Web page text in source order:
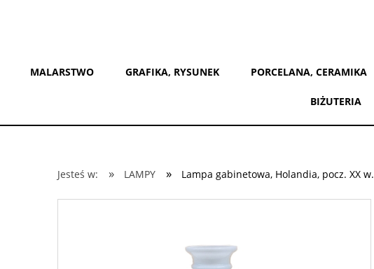
MALARSTWO GRAFIKA, RYSUNEK PORCELANA, CERAMIKA
BIŻUTERIA
Jesteś w: » LAMPY » Lampa gabinetowa, Holandia, pocz. XX w.